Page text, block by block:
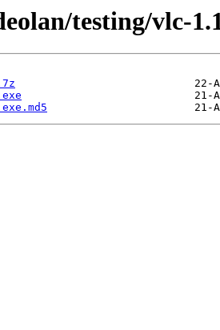
testing/vlc-